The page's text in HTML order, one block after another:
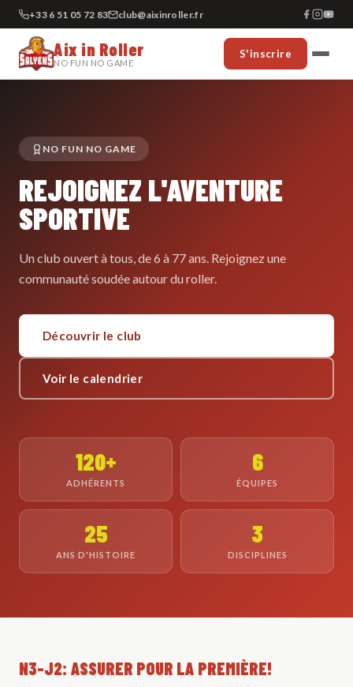
+33 6 51 05 72 83 club@aixinroller.fr
Aix in Roller
NO FUN NO GAME
S'inscrire
NO FUN NO GAME
REJOIGNEZ L'AVENTURE
SPORTIVE
Un club ouvert à tous, de 6 à 77 ans. Rejoignez une
communauté soudée autour du roller.
Découvrir le club
Voir le calendrier
120+
ADHÉRENTS
6
ÉQUIPES
25
ANS D'HISTOIRE
3
DISCIPLINES
N3-J2: ASSURER POUR LA PREMIÈRE!